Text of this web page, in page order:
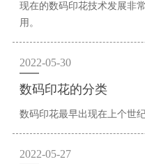
现在的数码印花技术发展非
用。
2022-05-30
数码印花的分类
数码印花最早出现在上个世
2022-05-27